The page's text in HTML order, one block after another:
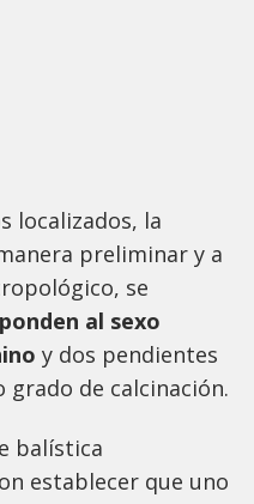
localizados, la
preliminar y a
se
al sexo
y dos pendientes
de calcinación.
balística
establecer que uno